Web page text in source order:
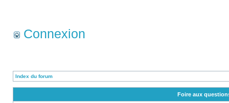
Connexion
Index du forum
Foire aux